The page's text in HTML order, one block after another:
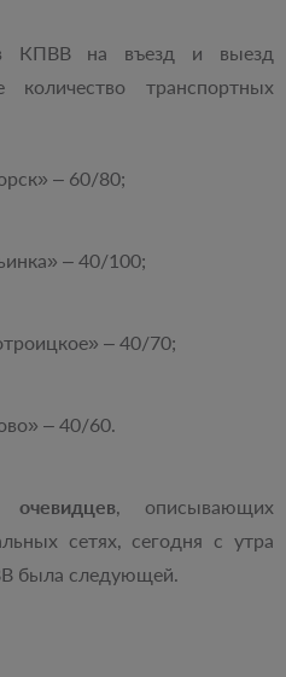
КПВВ на въезд и выезд
количество транспортных
– 60/80;
– 40/100;
– 40/70;
– 40/60.
, описывающих
сетях, сегодня с утра
была следующей.